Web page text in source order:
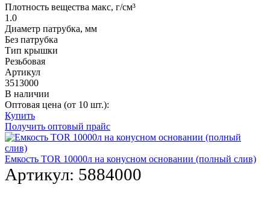
Плотность вещества макс, г/см³
1.0
Диаметр патрубка, мм
Без патрубка
Тип крышки
Резьбовая
Артикул
3513000
В наличии
Оптовая цена (от 10 шт.):
Купить
Получить оптовый прайс
Емкость TOR 10000л на конусном основании (полный слив)
Артикул: 5884000